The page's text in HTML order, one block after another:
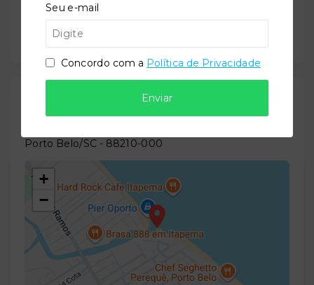
30/12/2026
Porto Belo/SC - 88210-000
+
−
Seu e-mail
Concordo com a Política de Privacidade
Enviar